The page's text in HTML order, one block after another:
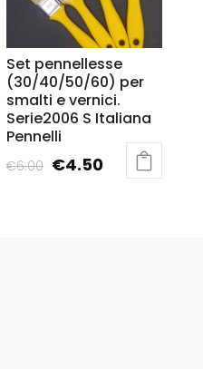
Set pennellesse
(30/40/50/60) per
smalti e vernici.
Serie2006 S Italiana
Pennelli
€6.00 €4.50